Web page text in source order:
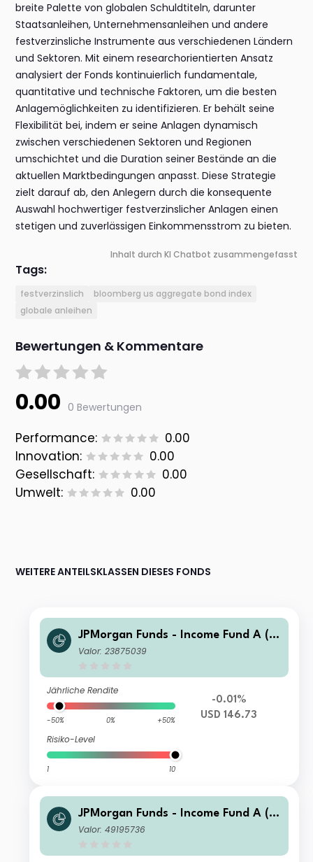
breite Palette von globalen Schuldtiteln, darunter
Staatsanleihen, Unternehmensanleihen und andere
festverzinsliche Instrumente aus verschiedenen Ländern
und Sektoren. Mit einem researchorientierten Ansatz
analysiert der Fonds kontinuierlich fundamentale,
quantitative und technische Faktoren, um die besten
Anlagemöglichkeiten zu identifizieren. Er behält seine
Flexibilität bei, indem er seine Anlagen dynamisch
zwischen verschiedenen Sektoren und Regionen
umschichtet und die Duration seiner Bestände an die
aktuellen Marktbedingungen anpasst. Diese Strategie
zielt darauf ab, den Anlegern durch die konsequente
Auswahl hochwertiger festverzinslicher Anlagen einen
stetigen und zuverlässigen Einkommensstrom zu bieten.
Inhalt durch KI Chatbot zusammengefasst
Tags:
festverzinslich
bloomberg us aggregate bond index
globale anleihen
Bewertungen & Kommentare
0.00 0 Bewertungen
Performance:
0.00
Innovation:
0.00
Gesellschaft:
0.00
Umwelt:
0.00
WEITERE ANTEILSKLASSEN DIESES FONDS
JPMorgan Funds - Income Fund A (a
cc) USD
Valor: 23875039
Jährliche Rendite
-50% 0% +50%
Risiko-Level
1 10
-0.01%
USD 146.73
JPMorgan Funds - Income Fund A (m
th) SGD
Valor: 49195736